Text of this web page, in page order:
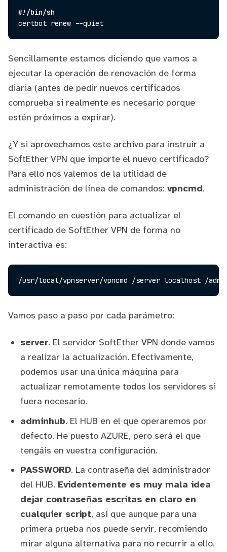
#!/bin/sh
Sencillamente estamos diciendo que vamos a
ejecutar la operación de renovación de forma
diaria (antes de pedir nuevos certificados
comprueba si realmente es necesario porque
estén próximos a expirar).
¿Y si aprovechamos este archivo para instruir a
SoftEther VPN que importe el nuevo certificado?
Para ello nos valemos de la utilidad de
administración de línea de comandos: vpncmd.
El comando en cuestión para actualizar el
certificado de SoftEther VPN de forma no
interactiva es:
Vamos paso a paso por cada parámetro:
server. El servidor SoftEther VPN donde vamos
a realizar la actualización. Efectivamente,
podemos usar una única máquina para
actualizar remotamente todos los servidores si
fuera necesario.
adminhub. El HUB en el que operaremos por
defecto. He puesto AZURE, pero será el que
tengáis en vuestra configuración.
PASSWORD. La contraseña del administrador
del HUB. Evidentemente es muy mala idea
dejar contraseñas escritas en claro en
cualquier script, así que aunque para una
primera prueba nos puede servir, recomiendo
mirar alguna alternativa para no recurrir a ello.